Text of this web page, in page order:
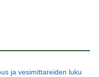
ja vesimittareiden luku